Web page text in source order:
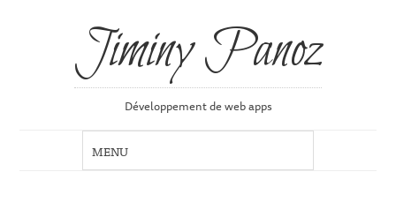
Jiminy Panoz
Développement de web apps